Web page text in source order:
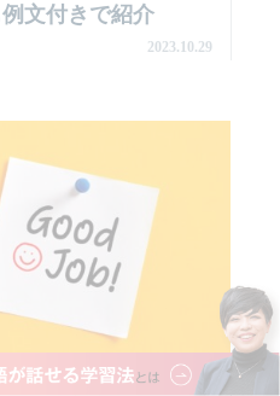
文付きで紹介
2023.10.29